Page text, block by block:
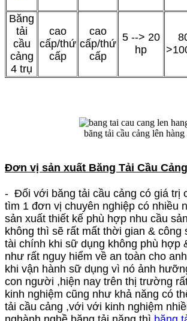
Băng
tải
cầu
cảng
4 trụ
cao
cấp/thứ
cấp
cao
cấp/thứ
cấp
5 --> 20
hp
băng tải cầu cảng lên hàng
Đơn vị sản xuất Băng Tải Cầu
- Đối với băng tải cầu cảng có giá trị
tìm 1 đơn vị chuyên nghiệp có nhiều
sản xuất thiết kế phù hợp nhu cầu
không thì sẽ rất mất thời gian & công
tài chính khi sữ dụng không phù hợp
như rất nguy hiểm về an toàn cho
khi vận hành sữ dụng vì nó ảnh
con người ,hiện nay trên thị trường
kinh nghiệm cũng như khả năng có
tải cầu cảng ,với với kinh nghiệm